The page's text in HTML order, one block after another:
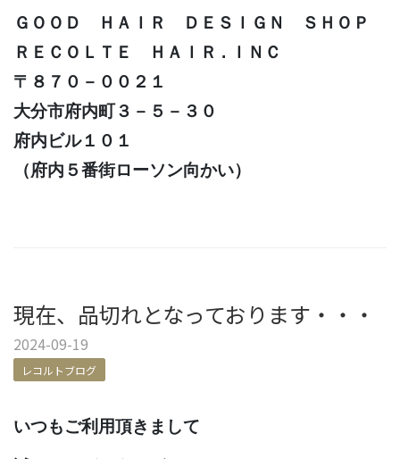
ＧＯＯＤ ＨＡＩＲ ＤＥＳＩＧＮ ＳＨＯＰ
ＲＥＣＯＬＴＥ ＨＡＩＲ . ＩＮＣ
〒８７０－００２１
大分市府内町３－５－３０
府内ビル１０１
（府内５番街ローソン向かい）
現在、品切れとなっております・・・
2024-09-19
レコルトブログ
いつもご利用頂きまして